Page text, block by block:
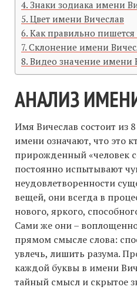
Знаки зодиака имени
Цвет имени Вичеслав
Как правильно
Склонение имени
Видео значение имени
АНАЛИЗ
Имя Вичеслав состоит из
имени означают, что это
прирожденный «человек
постоянно испытывают
неудовлетворенности
вещей, они всегда в
нового, яркого,
Сами же они –
прямом смысле слова:
увлечь, лишить разума.
каждой буквы в имени
тайный смысл и скрытое